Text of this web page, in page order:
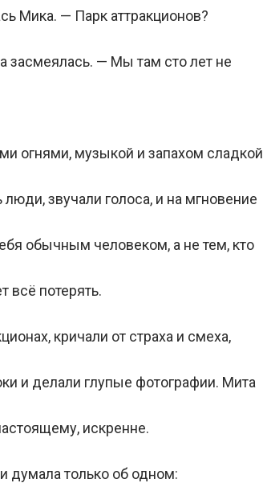
Мика. — Парк аттракционов?
засмеялась. — Мы там сто лет не
огнями, музыкой и запахом сладкой
звучали голоса, и на мгновение
обычным человеком, а не тем, кто
всё потерять.
кричали от страха и смеха,
и делали глупые фотографии. Мита
искренне.
думала только об одном: